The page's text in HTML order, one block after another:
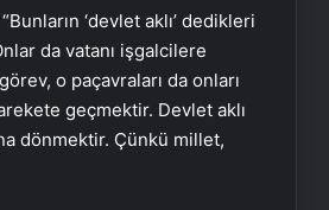
‘devlet aklı’ dedikleri
da vatanı işgalcilere
o paçavraları da onları
geçmektir. Devlet aklı
dönmektir. Çünkü millet,